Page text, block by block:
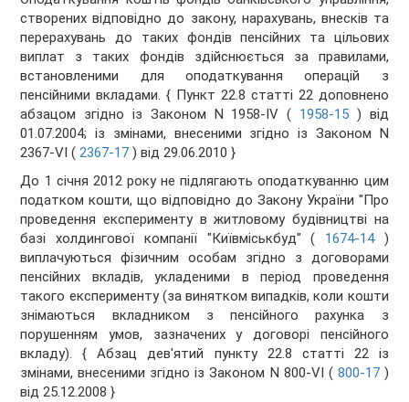
створених відповідно до закону, нарахувань, внесків та
перерахувань до таких фондів пенсійних та цільових
виплат з таких фондів здійснюється за правилами,
встановленими для оподаткування операцій з
пенсійними вкладами.{ Пункт 22.8 статті 22 доповнено
абзацом згідно із Законом N 1958-IV ( 1958-15 ) від
01.07.2004; із змінами, внесеними згідно із Законом N
2367-VI (2367-17 ) від 29.06.2010 }
До 1 січня 2012 року не підлягають оподаткуванню цим
податком кошти, що відповідно до Закону України "Про
проведення експерименту в житловому будівництві на
базі холдингової компанії "Київміськбуд" ( 1674-14)
виплачуються фізичним особам згідно з договорами
пенсійних вкладів, укладеними в період проведення
такого експерименту (за винятком випадків, коли кошти
знімаються вкладником з пенсійного рахунка з
порушенням умов, зазначених у договорі пенсійного
вкладу).{ Абзац дев'ятий пункту 22.8 статті 22 із
змінами, внесеними згідно із Законом N 800-VI ( 800-17)
від 25.12.2008 }